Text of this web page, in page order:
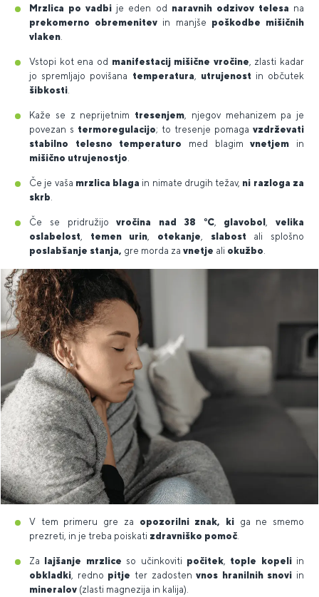
Mrzlica po vadbi je eden od naravnih odzivov telesa na
prekomerno obremenitev in manjše poškodbe mišičnih
vlaken
Vstopi kot ena od manifestacij mišične vročine , zlasti kadar
jo spremljajo povišana temperatura utrujenost in občutek
šibkosti
Kaže se z neprijetnim tresenjem , njegov mehanizem pa je
povezan s termoregulacijo; to tresenje pomaga vzdrževati
stabilno telesno temperaturo med blagimvnetjem in
mišično utrujenostjo
Če je vaša mrzlica blaga in nimate drugih težav, ni razloga za
skrb
Če se pridružijovročina nad 38 °C, glavobol
velika
oslabelost
temen urin otekanje slabost ali splošno
poslabšanje stanja, gre morda za vnetje ali okužbo
V tem primeru gre za opozorilni znak, ki ga ne smemo
prezreti, in je treba poiskati zdravniško pomoč.
Za lajšanje mrzlice so učinkoviti počitek, tople kopeli in
obkladki, redno pitje ter zadostenvnos hranilnih snovi in
mineralov (zlasti magnezija in kalija).